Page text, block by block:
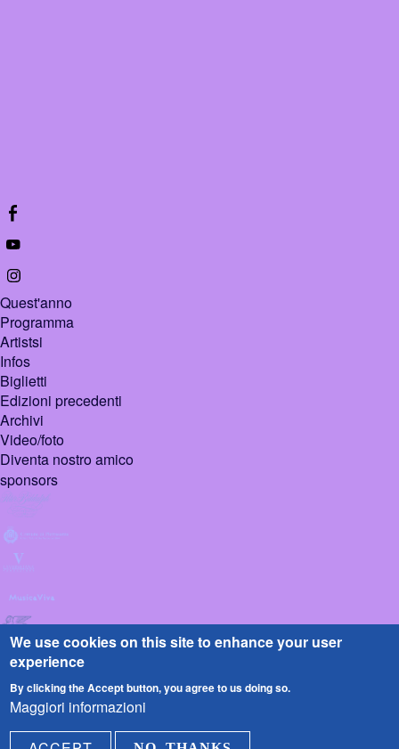
Quest'anno
Programma
Artistsi
Infos
Biglietti
Edizioni precedenti
Archivi
Video/foto
Diventa nostro amico
sponsors
© 2026 Pietrasanta
Design : Sign
We use cookies on this site to enhance your user
experience
By clicking the Accept button, you agree to us doing so.
Maggiori informazioni